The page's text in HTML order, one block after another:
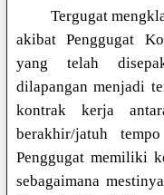
Tergugat
akibat Penggugat
yang telah
dilapangan menjadi
kontrak kerja
berakhir/jatuh
Penggugat memiliki
sebagaimana